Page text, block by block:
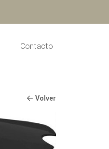
Contacto
Volver